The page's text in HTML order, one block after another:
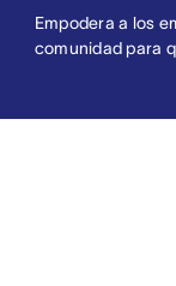
Empodera a los
comunidad para